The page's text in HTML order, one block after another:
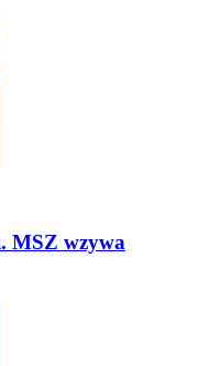
MSZ wzywa